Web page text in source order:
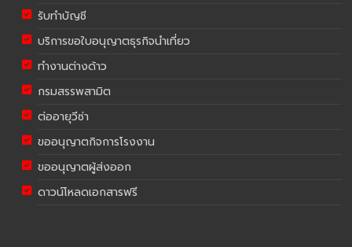
รับทำบัญชี
บริการขอใบอนุญาตธุรกิจนำเที่ยว
ทำงานต่างด้าว
กรมสรรพสามิต
ต่ออายุวีซ่า
ขออนุญาตกิจการโรงงาน
ขออนุญาตผู้ส่งออก
ดาวน์โหลดเอกสารฟรี